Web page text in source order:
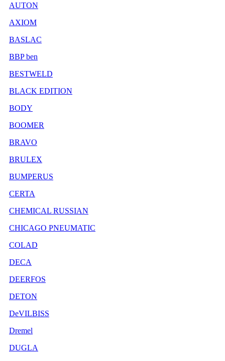
AUTON
AXIOM
BASLAC
BBP ben
BESTWELD
BLACK EDITION
BODY
BOOMER
BRAVO
BRULEX
BUMPERUS
CERTA
CHEMICAL RUSSIAN
CHICAGO PNEUMATIC
COLAD
DECA
DEERFOS
DETON
DeVILBISS
Dremel
DUGLA